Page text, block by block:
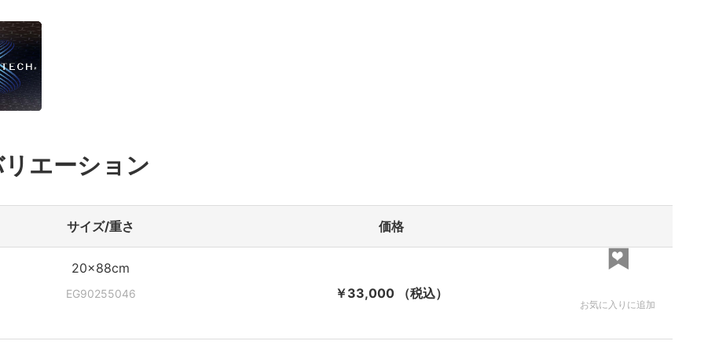
エーション
サイズ/重さ 価格
20×88cm
EG90255046 ￥33,000 （税込）
お気に入りに追加